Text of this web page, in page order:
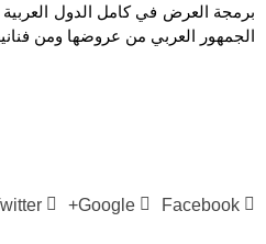
برمجة العرض في كامل الدول
الجمهور العربي من عروضها ومن
Facebook
Google+